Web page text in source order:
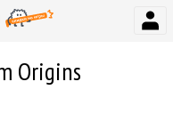
Origins